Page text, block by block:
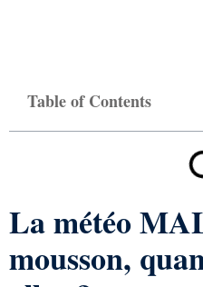
Table of Contents
La météo
mousson,